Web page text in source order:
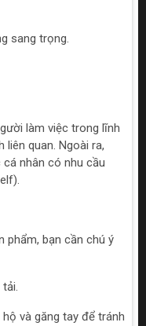
sang trọng.
làm việc trong lĩnh
liên quan. Ngoài ra,
nhân có nhu cầu
phẩm, bạn cần chú ý
và găng tay để tránh